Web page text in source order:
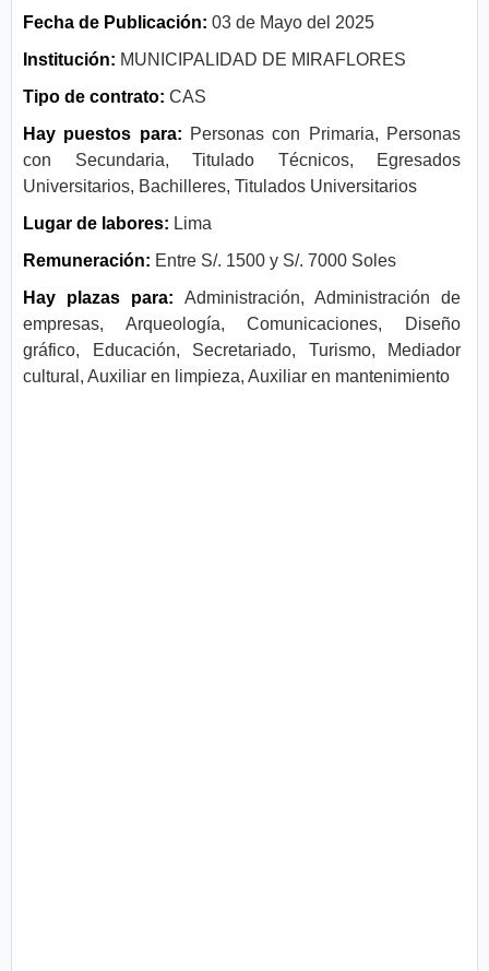
Fecha de Publicación: 03 de Mayo del 2025
Institución: MUNICIPALIDAD DE MIRAFLORES
Tipo de contrato: CAS
Hay puestos para: Personas con Primaria, Personas
con Secundaria, Titulado Técnicos, Egresados
Universitarios, Bachilleres, Titulados Universitarios
Lugar de labores: Lima
Remuneración: Entre S/. 1500 y S/. 7000 Soles
Hay plazas para: Administración, Administración de
empresas, Arqueología, Comunicaciones, Diseño
gráfico, Educación, Secretariado, Turismo, Mediador
cultural, Auxiliar en limpieza, Auxiliar en mantenimiento